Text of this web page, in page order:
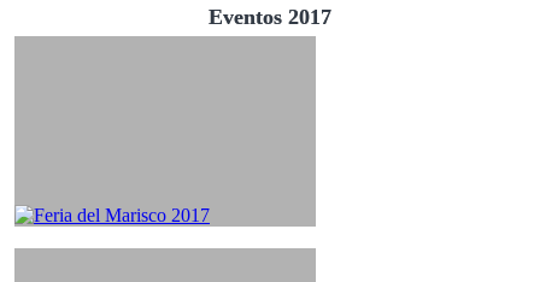
Eventos 2017